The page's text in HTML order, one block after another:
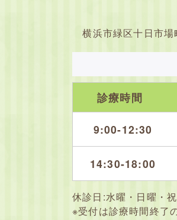
横浜市緑区十日市
診療時間
9:00-12:30
14:30-18:00
休診日:水曜・日曜・
※受付は診療時間終了